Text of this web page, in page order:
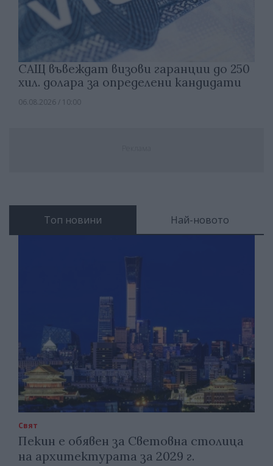
САЩ въвеждат визови гаранции до 250
хил. долара за определени кандидати
06.08.2026 / 10:00
Топ новини Най-новото
Свят
Пекин е обявен за Световна столица
на архитектурата за 2029 г.